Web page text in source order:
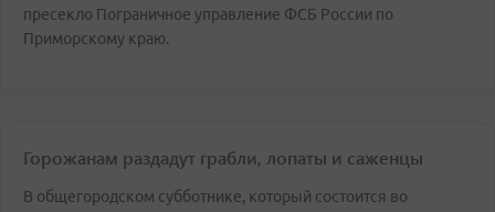
пресекло Пограничное управление ФСБ России по
Приморскому краю.
Горожанам раздадут грабли, лопаты и саженцы
В общегородском субботнике, который состоится во